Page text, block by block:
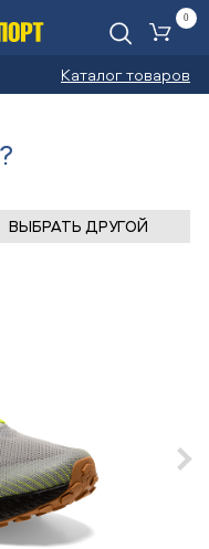
Каталог товаров
0
ВЫБРАТЬ ДРУГОЙ